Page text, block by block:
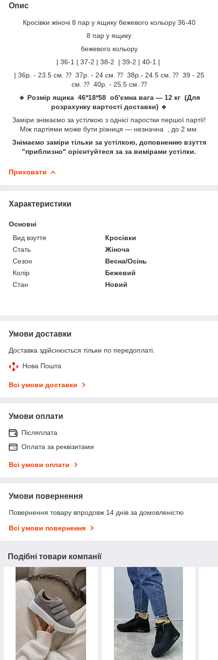
Опис
Кросівки жіночі 8 пар у ящику бежевого кольору 36-40
8 пар у ящику
бежевого кольору
| 36-1 | 37-2 | 38-2 | 39-2 | 40-1 |
| 36р. - 23.5 см. ⁇ 37р. - 24 см. ⁇ 38р.- 24.5 см. ⁇ 39 - 25
см. ⁇ 40р. - 25.5 см. ⁇
🔹 Розмір ящика 46*18*58 об'ємна вага — 12 кг (Для
розрахунку вартості доставки) 🔹
Заміри знімаємо за устілкою з однієї паростки першої партії!
Між партіями може бути різниця — незначна , до 2 мм.
Знімаємо заміри тільки за устілкою, доповненню взуття
"приблизно" орієнтуйтеся за за вимірами устілки.
Приховати
Характеристики
Основні
Вид взуття
Кросівки
Стать
Жіноча
Сезон
Весна/Осінь
Колір
Бежевий
Стан
Новий
Умови доставки
Доставка здійснюється тільки по передоплаті.
Нова Пошта
Всі умови доставки
Умови оплати
Післяплата
Оплата за реквізитами
Всі умови оплати
Умови повернення
Повернення товару впродовж 14 днів за домовленістю
Всі умови повернення
Подібні товари компанії